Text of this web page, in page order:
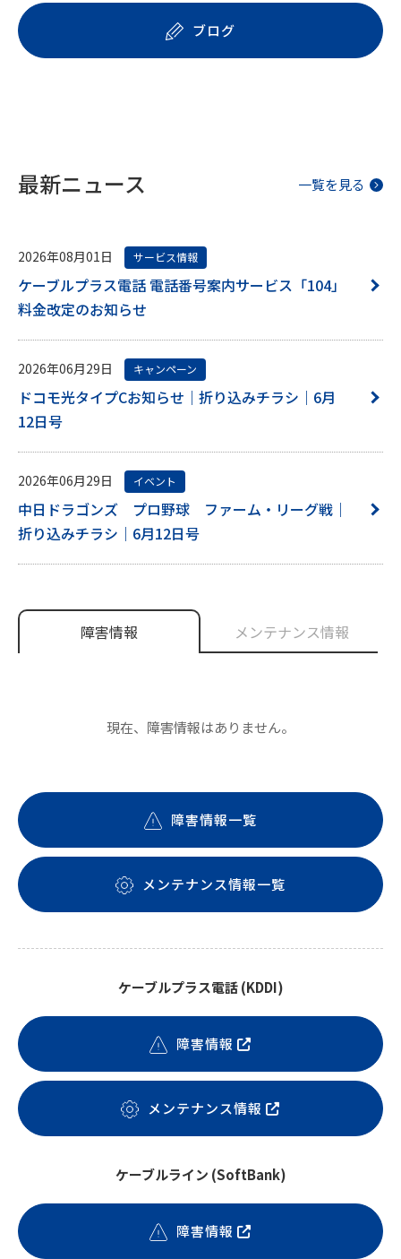
ブログ
最新ニュース 一覧を見る
2026年08月01日 サービス情報
ケーブルプラス電話 電話番号案内サービス「104」
料金改定のお知らせ
2026年06月29日 キャンペーン
ドコモ光タイプCお知らせ｜折り込みチラシ｜6月
12日号
2026年06月29日 イベント
中日ドラゴンズ プロ野球 ファーム・リーグ戦｜
折り込みチラシ｜6月12日号
障害情報 メンテナンス情報
現在、障害情報はありません。
障害情報一覧
メンテナンス情報一覧
ケーブルプラス電話 (KDDI)
障害情報
メンテナンス情報
ケーブルライン (SoftBank)
障害情報